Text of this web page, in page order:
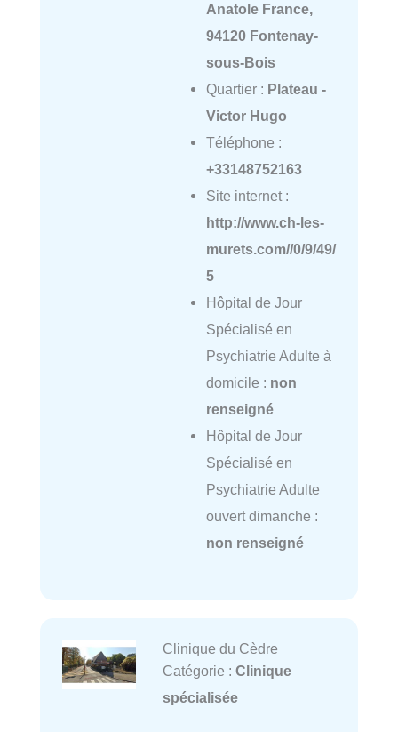
Anatole France,
94120 Fontenay-
sous-Bois
Quartier : Plateau -
Victor Hugo
Téléphone :
+33148752163
Site internet :
http://www.ch-les-
murets.com//0/9/49/
5
Hôpital de Jour
Spécialisé en
Psychiatrie Adulte à
domicile : non
renseigné
Hôpital de Jour
Spécialisé en
Psychiatrie Adulte
ouvert dimanche :
non renseigné
Clinique du Cèdre
Catégorie : Clinique
spécialisée